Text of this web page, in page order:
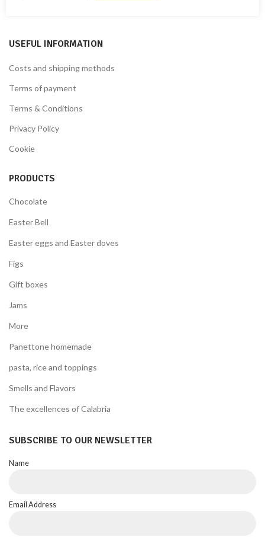
USEFUL INFORMATION
Costs and shipping methods
Terms of payment
Terms & Conditions
Privacy Policy
Cookie
PRODUCTS
Chocolate
Easter Bell
Easter eggs and Easter doves
Figs
Gift boxes
Jams
More
Panettone homemade
pasta, rice and toppings
Smells and Flavors
The excellences of Calabria
SUBSCRIBE TO OUR NEWSLETTER
Name
Email Address